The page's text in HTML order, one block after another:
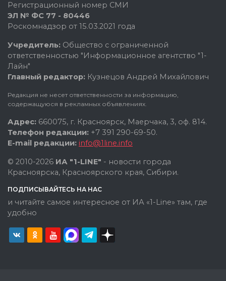
Регистрационный номер СМИ
ЭЛ № ФС 77 - 80446
Роскомнадзор от 15.03.2021 года
Учредитель: Общество с ограниченной
ответственностью "Информационное агентство "1-
Лайн"
Главный редактор: Кузнецов Андрей Михайлович
Редакция не несет ответственности за информацию,
содержащуюся в рекламных объявлениях.
Адрес: 660075, г. Красноярск, Маерчака, 3, оф. 814.
Телефон редакции: +7 391 290-69-50.
E-mail редакции: info@1line.info
© 2010-2026 ИА "1-LINE" - новости города
Красноярска, Красноярского края, Сибири.
ПОДПИСЫВАЙТЕСЬ НА НАС
и читайте самое интересное от ИА «1-Line» там, где
удобно